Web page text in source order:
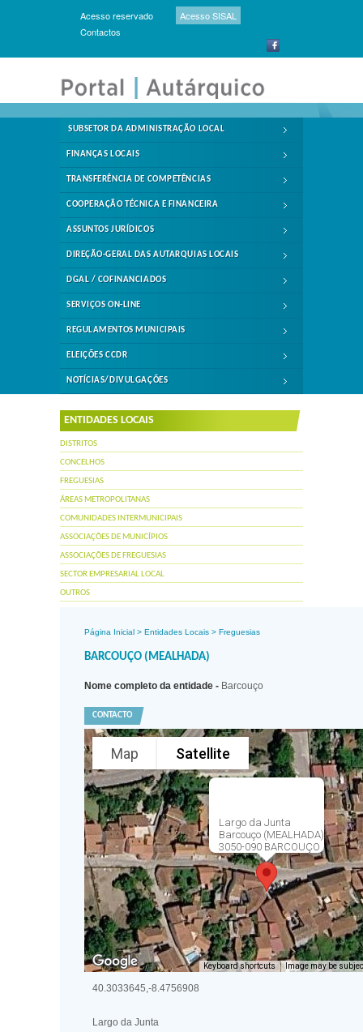
Acesso reservado
Acesso SISAL
Contactos
SUBSETOR DA ADMINISTRAÇÃO LOCAL
FINANÇAS LOCAIS
TRANSFERÊNCIA DE COMPETÊNCIAS
COOPERAÇÃO TÉCNICA E FINANCEIRA
ASSUNTOS JURÍDICOS
DIREÇÃO-GERAL DAS AUTARQUIAS LOCAIS
DGAL / COFINANCIADOS
SERVIÇOS ON-LINE
REGULAMENTOS MUNICIPAIS
ELEIÇÕES CCDR
NOTÍCIAS/DIVULGAÇÕES
ENTIDADES LOCAIS
DISTRITOS
CONCELHOS
FREGUESIAS
ÁREAS METROPOLITANAS
COMUNIDADES INTERMUNICIPAIS
ASSOCIAÇÕES DE MUNICÍPIOS
ASSOCIAÇÕES DE FREGUESIAS
SECTOR EMPRESARIAL LOCAL
OUTROS
Página Inicial > Entidades Locais > Freguesias
BARCOUÇO (MEALHADA)
Nome completo da entidade - Barcouço
CONTACTO
Largo da Junta
Barcouço (MEALHADA)
3050-090 BARCOUÇO
Map Satellite
Keyboard shortcuts Image may be
40.3033645,-8.4756908
Largo da Junta